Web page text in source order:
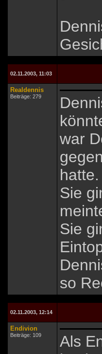
02.11.2003, 11:03
Realdennis
Beiträge: 279
war
hatte.
Sie
Sie
so
02.11.2003, 12:14
Endivion
Beiträge: 109
Als